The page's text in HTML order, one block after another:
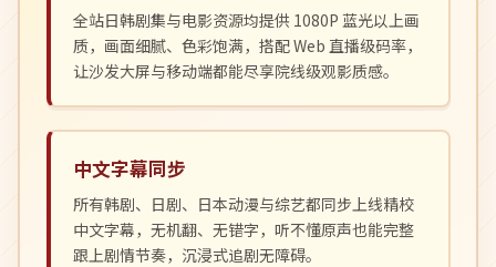
全站日韩剧集与电影资源均提供 1080P 蓝光以上画
质，画面细腻、色彩饱满，搭配 Web 直播级码率，
让沙发大屏与移动端都能尽享院线级观影质感。
中文字幕同步
所有韩剧、日剧、日本动漫与综艺都同步上线精校
中文字幕，无机翻、无错字，听不懂原声也能完整
跟上剧情节奏，沉浸式追剧无障碍。